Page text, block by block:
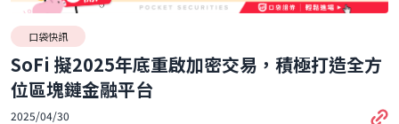
口袋快訊
SoFi 擬2025年底重啟加密交易，積極打造全方
位區塊鏈金融平台
2025/04/30